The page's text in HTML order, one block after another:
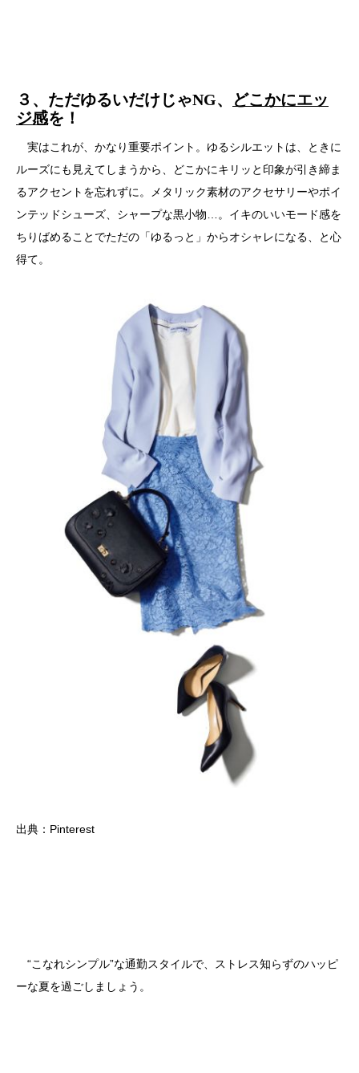
３、ただゆるいだけじゃNG、
どこかにエッ
ジ感を！
実はこれが、かなり重要ポイント。ゆるシルエットは、ときに
ルーズにも見えてしまうから、どこかにキリッと印象が引き締ま
るアクセントを忘れずに。メタリック素材のアクセサリーやポイ
ンテッドシューズ、シャープな黒小物…。イキのいいモード感を
ちりばめることでただの「ゆるっと」からオシャレになる、と心
得て。
出典：Pinterest
“こなれシンプル”な通勤スタイルで、ストレス知らずのハッピ
ーな夏を過ごしましょう。